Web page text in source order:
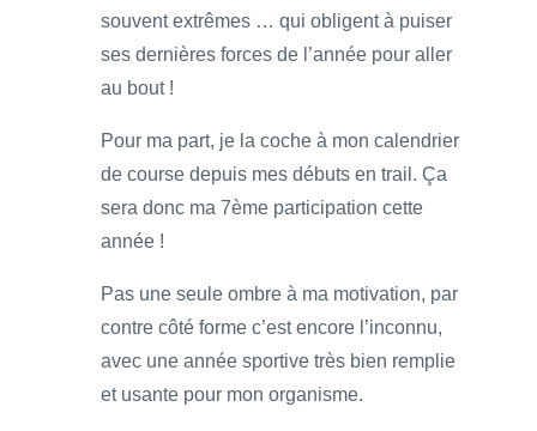
souvent extrêmes … qui obligent à puiser
ses dernières forces de l’année pour aller
au bout !
Pour ma part, je la coche à mon calendrier
de course depuis mes débuts en trail. Ça
sera donc ma 7ème participation cette
année !
Pas une seule ombre à ma motivation, par
contre côté forme c’est encore l’inconnu,
avec une année sportive très bien remplie
et usante pour mon organisme.